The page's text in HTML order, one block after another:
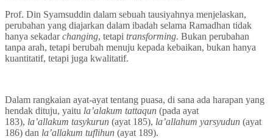
Prof. Din Syamsuddin dalam sebuah tausiyahnya menjelaskan,
perubahan yang diajarkan dalam ibadah selama Ramadhan tidak
hanya sekadarchanging, tetapi transforming. Bukan perubahan
tanpa arah, tetapi berubah menuju kepada kebaikan, bukan hanya
kuantitatif, tetapi juga kwalitatif.
Dalam rangkaian ayat-ayat tentang puasa, di sana ada harapan yang
hendak dituju, yaitu la’alakum tattaqun (pada ayat
183), la’allakum tasykurun (ayat 185), la’allahum yarsyudun (ayat
186) dan la’allakum tuflihun (ayat 189).